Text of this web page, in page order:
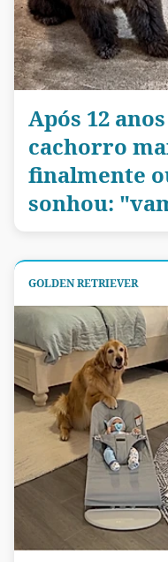
Após 12
cachorro
finalmente
sonhou:
GOLDEN RETRIEVER